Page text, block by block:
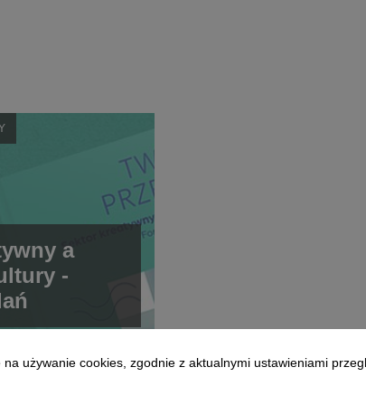
a
-
używanie cookies, zgodnie z aktualnymi ustawieniami